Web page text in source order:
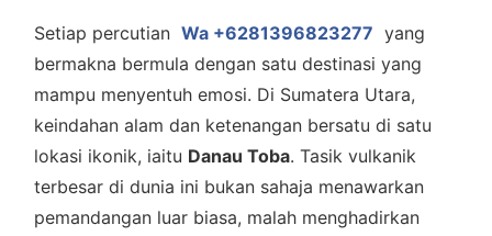
Setiap percutian Wa +6281396823277 yang
bermakna bermula dengan satu destinasi yang
mampu menyentuh emosi. Di Sumatera Utara,
keindahan alam dan ketenangan bersatu di satu
lokasi ikonik, iaitu Danau Toba. Tasik vulkanik
terbesar di dunia ini bukan sahaja menawarkan
pemandangan luar biasa, malah menghadirkan